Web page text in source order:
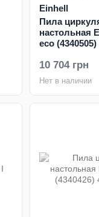
Einhell
Пила
настольная
eco (4340505)
10 704 грн
Нет в наличии